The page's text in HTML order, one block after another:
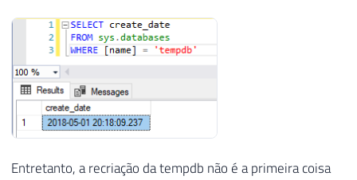
Entretanto, a recriação da tempdb não é a primeira coisa